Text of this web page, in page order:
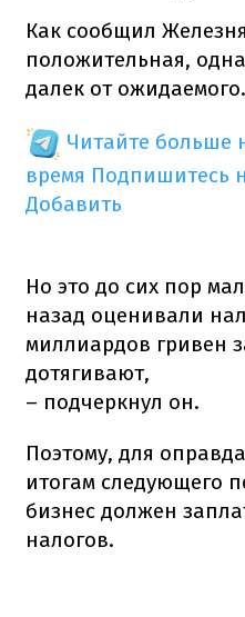
Как сообщил
положительная,
далек от ожидаемого.
Читайте больше
время Подпишитесь
Добавить
Но это до сих пор
назад оценивали
миллиардов гривен
дотягивают,
– подчеркнул он.
Поэтому, для
итогам следующего
бизнес должен
налогов.